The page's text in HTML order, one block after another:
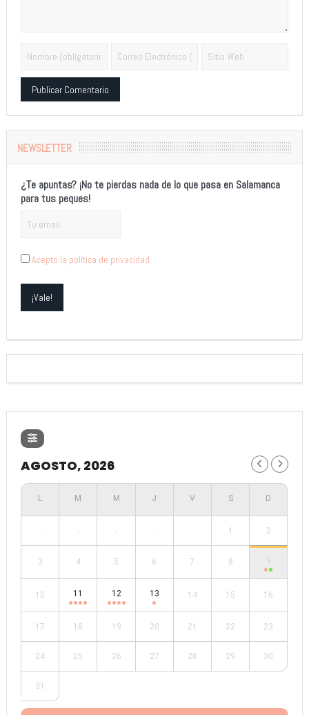
NEWSLETTER
¿Te apuntas? ¡No te pierdas nada de lo que pasa en Salamanca
para tus peques!
Acepto la política de privacidad
AGOSTO, 2026
- - - - - 1 2
3 4 5 6 7 8 9
10 11 12 13 14 15 16
17 18 19 20 21 22 23
24 25 26 27 28 29 30
31